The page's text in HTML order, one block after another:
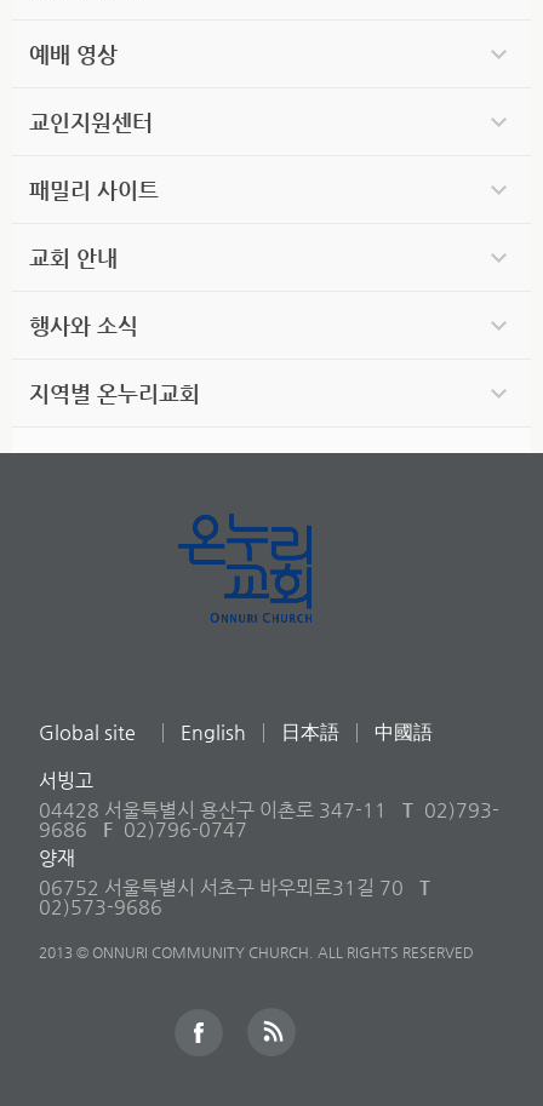
예배 영상
교인지원센터
패밀리 사이트
교회 안내
행사와 소식
지역별 온누리교회
Global site English 日本語 中國語
서빙고
04428 서울특별시 용산구 이촌로 347-11
T 02)793-
9686
F 02)796-0747
양재
06752 서울특별시 서초구 바우뫼로31길 70
T
02)573-9686
2013 © ONNURI COMMUNITY CHURCH. ALL RIGHTS RESERVED